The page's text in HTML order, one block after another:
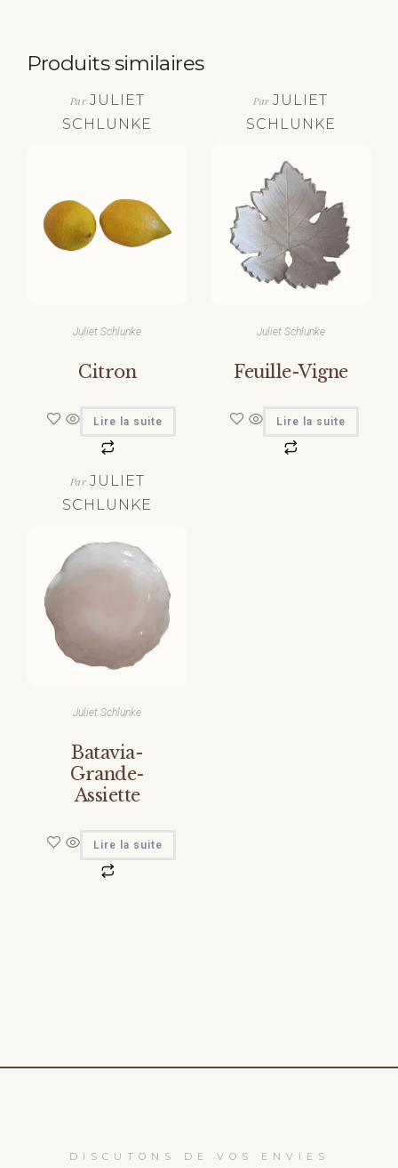
Produits similaires
Par JULIET
SCHLUNKE
Juliet Schlunke
Citron
Lire la suite
ParJULIET
SCHLUNKE
Juliet Schlunke
Feuille-Vigne
Lire la suite
Par JULIET
SCHLUNKE
Juliet Schlunke
Batavia-
Grande-
Assiette
Lire la suite
DISCUTONS DE VOS ENVIES